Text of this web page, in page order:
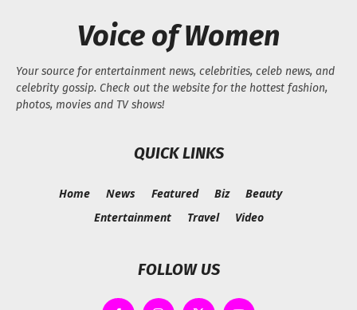
Voice of Women
Your source for entertainment news, celebrities, celeb news, and
celebrity gossip. Check out the website for the hottest fashion,
photos, movies and TV shows!
QUICK LINKS
Home News Featured Biz
Beauty
Entertainment
Travel Video
FOLLOW US